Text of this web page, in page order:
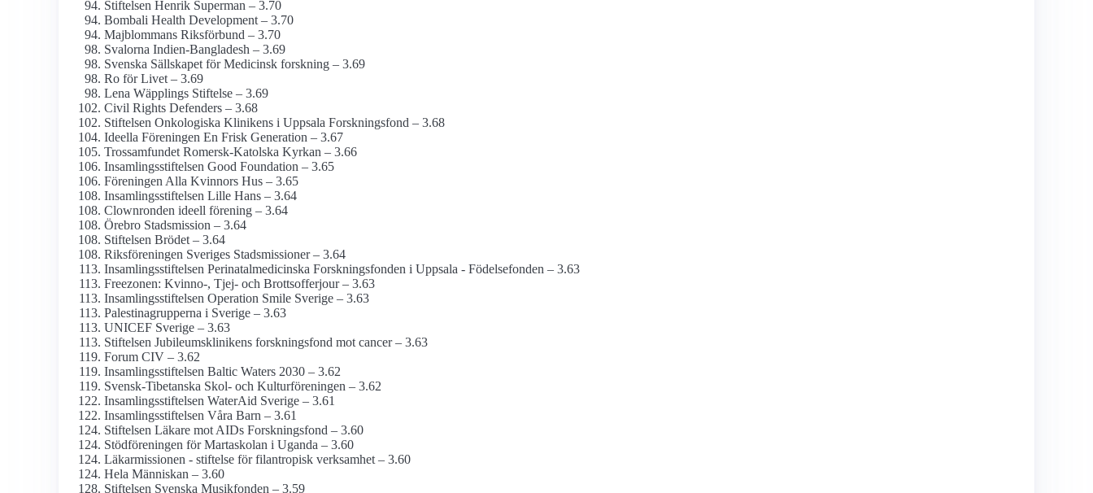
Stiftelsen Henrik Superman – 3.70
Bombali Health Development – 3.70
Majblommans Riksförbund – 3.70
Svalorna Indien-Bangladesh – 3.69
Svenska Sällskapet för Medicinsk forskning – 3.69
Ro för Livet – 3.69
Lena Wäpplings Stiftelse – 3.69
Civil Rights Defenders – 3.68
Stiftelsen Onkologiska Klinikens i Uppsala Forskningsfond – 3.68
Ideella Föreningen En Frisk Generation – 3.67
Trossamfundet Romersk-Katolska Kyrkan – 3.66
Insamlings­stiftelsen Good Foundation – 3.65
Föreningen Alla Kvinnors Hus – 3.65
Insamlings­stiftelsen Lille Hans – 3.64
Clownronden ideell förening – 3.64
Örebro Stadsmission – 3.64
Stiftelsen Brödet – 3.64
Riksföreningen Sveriges Stadsmissioner – 3.64
Insamlings­stiftelsen Perinatal­medicinska Forsknings­fonden i Uppsala - Födelsefonden – 3.63
Freezonen: Kvinno-, Tjej- och Brottsofferjour – 3.63
Insamlings­stiftelsen Operation Smile Sverige – 3.63
Palestina­grupperna i Sverige – 3.63
UNICEF Sverige – 3.63
Stiftelsen Jubileums­klinikens forsknings­fond mot cancer – 3.63
Forum CIV – 3.62
Insamlingsstiftelsen Baltic Waters 2030 – 3.62
Svensk-Tibetanska Skol- och Kulturföreningen – 3.62
Insamlings­stiftelsen WaterAid Sverige – 3.61
Insamlings­stiftelsen Våra Barn – 3.61
Stiftelsen Läkare mot AIDs Forsknings­fond – 3.60
Stödföreningen för Martaskolan i Uganda – 3.60
Läkarmissionen - stiftelse för filantropisk verksamhet – 3.60
Hela Människan – 3.60
Stiftelsen Svenska Musikfonden – 3.59